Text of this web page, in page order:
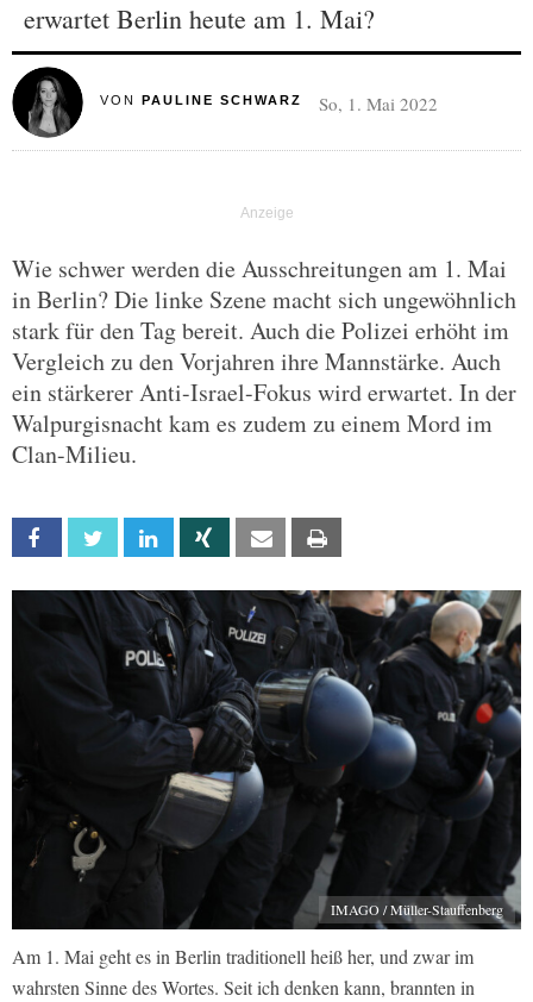
erwartet Berlin heute am 1. Mai?
VON PAULINE SCHWARZ So, 1. Mai 2022
Wie schwer werden die Ausschreitungen am 1. Mai
in Berlin? Die linke Szene macht sich ungewöhnlich
stark für den Tag bereit. Auch die Polizei erhöht im
Vergleich zu den Vorjahren ihre Mannstärke. Auch
ein stärkerer Anti-Israel-Fokus wird erwartet. In der
Walpurgisnacht kam es zudem zu einem Mord im
Clan-Milieu.
Facebook Twitter Linkedin Xing Email
IMAGO / Müller-Stauffenberg
Am 1. Mai geht es in Berlin traditionell heiß her, und zwar im
wahrsten Sinne des Wortes. Seit ich denken kann, brannten in